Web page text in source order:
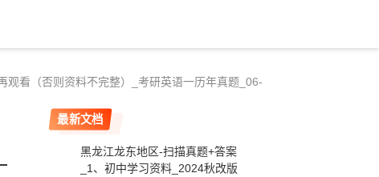
看（否则资料不完整）_考研英语一历年真题_06-
最新文档
黑龙江龙东地区-扫描真题+答案
_1、初中学习资料_2024秋改版